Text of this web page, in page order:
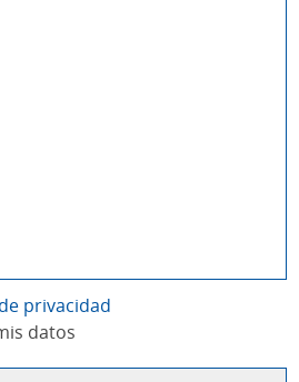
privacidad
datos